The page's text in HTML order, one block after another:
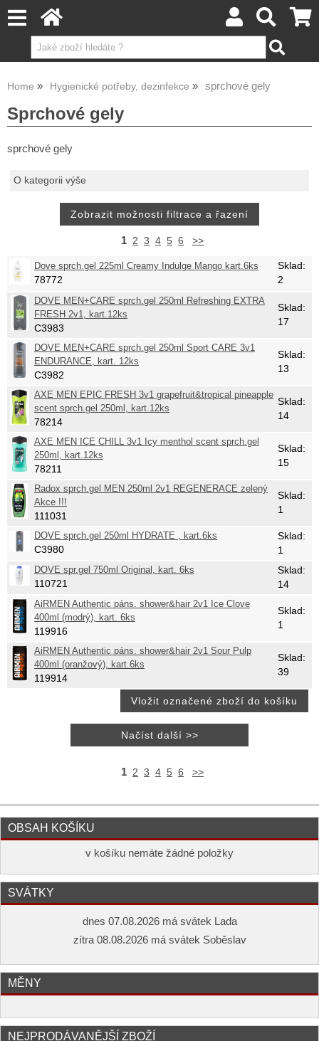
Home Hygienické potřeby, dezinfekce sprchové gely
Sprchové gely
sprchové gely
O kategorii výše
1 2 3 4 5 6 >>
Dove sprch.gel 225ml Creamy Indulge Mango kart.6ks
78772
Sklad:
2
DOVE MEN+CARE sprch.gel 250ml Refreshing EXTRA
FRESH 2v1, kart.12ks
C3983
Sklad:
17
DOVE MEN+CARE sprch.gel 250ml Sport CARE 3v1
ENDURANCE, kart. 12ks
C3982
Sklad:
13
AXE MEN EPIC FRESH 3v1 grapefruit&tropical pineapple
scent sprch.gel 250ml, kart.12ks
78214
Sklad:
14
AXE MEN ICE CHILL 3v1 Icy menthol scent sprch.gel
250ml, kart.12ks
78211
Sklad:
15
Radox sprch.gel MEN 250ml 2v1 REGENERACE zelený
Akce !!!
111031
Sklad:
1
DOVE sprch.gel 250ml HYDRATE , kart.6ks
C3980
Sklad:
1
DOVE spr.gel 750ml Original, kart. 6ks
110721
Sklad:
14
AiRMEN Authentic páns. shower&hair 2v1 Ice Clove
400ml (modrý), kart. 6ks
119916
Sklad:
1
AiRMEN Authentic páns. shower&hair 2v1 Sour Pulp
400ml (oranžový), kart.6ks
119914
Sklad:
39
1 2 3 4 5 6 >>
OBSAH KOŠÍKU
v košíku nemáte žádné položky
SVÁTKY
dnes 07.08.2026 má svátek Lada
zítra 08.08.2026 má svátek Soběslav
MĚNY
NEJPRODÁVANĚJŠÍ ZBOŽÍ